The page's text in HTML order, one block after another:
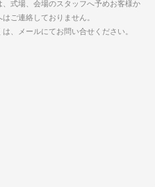
式場、会場のスタッフへ予めお客様か
ご連絡しておりません。
、メールにてお問い合せください。